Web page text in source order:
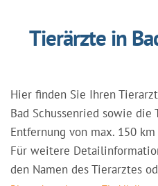
Tierärzte in
Hier finden Sie Ihren
Bad Schussenried sowie
Entfernung von max. 150
Für weitere
den Namen des Tierarztes